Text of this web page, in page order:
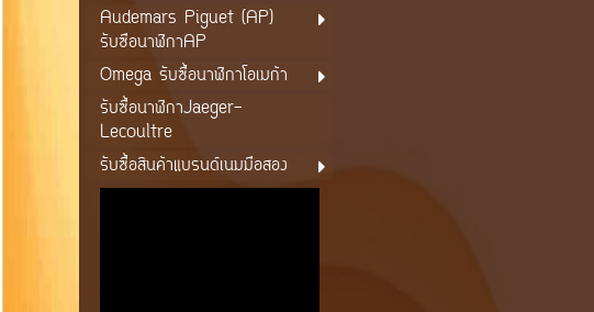
Audemars Piguet (AP)
รับซือนาฬิกาAP
Omega รับซื้อนาฬิกาโอเมก้า
รับซื้อนาฬิกาJaeger-
Lecoultre
รับซื้อสินค้าแบรนด์เนมมือสอง